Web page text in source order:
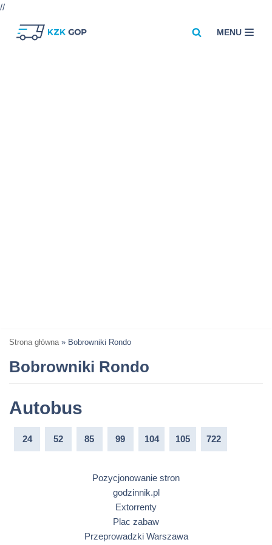
//
MENU
Strona główna » Bobrowniki Rondo
Bobrowniki Rondo
Autobus
24 52 85 99 104 105 722
Pozycjonowanie stron
godzinnik.pl
Extorrenty
Plac zabaw
Przeprowadzki Warszawa